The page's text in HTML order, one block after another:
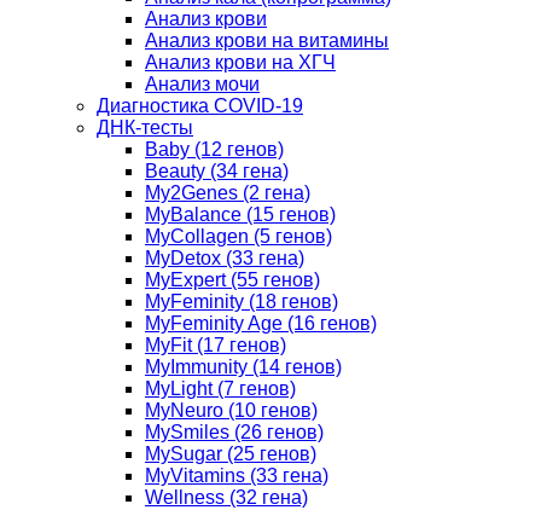
Анализ крови
Анализ крови на витамины
Анализ крови на ХГЧ
Анализ мочи
Диагностика COVID-19
ДНК-тесты
Baby (12 генов)
Beauty (34 гена)
My2Genes (2 гена)
MyBalance (15 генов)
MyCollagen (5 генов)
MyDetox (33 гена)
MyExpert (55 генов)
MyFeminity (18 генов)
MyFeminity Age (16 генов)
MyFit (17 генов)
MyImmunity (14 генов)
MyLight (7 генов)
MyNeuro (10 генов)
MySmiles (26 генов)
MySugar (25 генов)
MyVitamins (33 гена)
Wellness (32 гена)